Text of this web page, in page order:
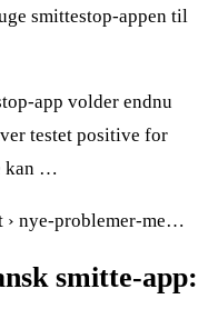
smittestop-appen til
app volder endnu
testet positive for
kan …
› nye-problemer-me…
smitte-app: